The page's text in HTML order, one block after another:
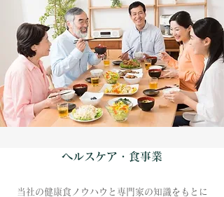
ヘルスケア・食事業
当社の健康食ノウハウと専門家の知識をもとに